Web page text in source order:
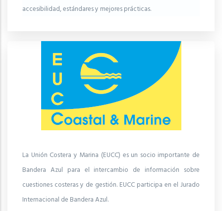
accesibilidad, estándares y mejores prácticas.
La Unión Costera y Marina (EUCC) es un socio importante de
Bandera Azul para el intercambio de información sobre
cuestiones costeras y de gestión. EUCC participa en el Jurado
Internacional de Bandera Azul.